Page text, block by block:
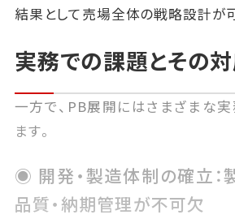
結果として売場全体の戦略設計が
実務での課題とその
一方で、PB展開にはさまざまな
ます。
◉ 開発・製造体制の確立：
品質・納期管理が不可欠